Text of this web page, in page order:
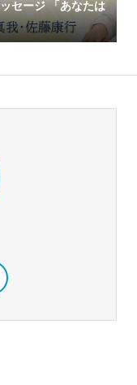
セージ 「あなたは